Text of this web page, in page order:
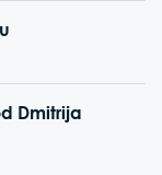
Dmitrija